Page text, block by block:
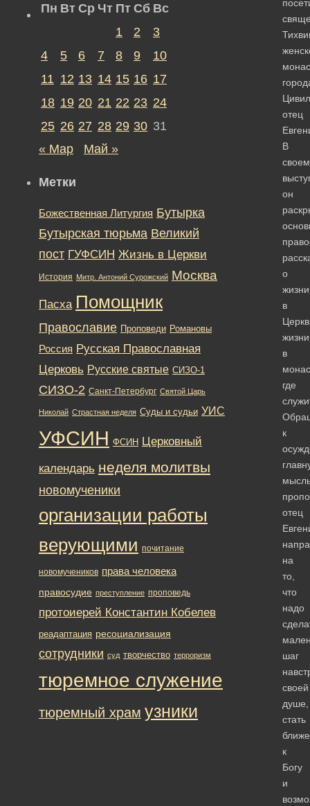
отец
В
своем
он
о
жизни
в
жизни
в
где
к
отец
на
то,
что
надо
шаг
своей
душе,
стать
ближе
к
Богу
и
Пн Вт Ср Чт Пт Сб Вс
1
2
3
4
5 6 7 8 9
10
11 12 13 14 15 16 17
18 19 20 21 22 23 24
25 26 27 28 29 30 31
« Мар
Май »
Метки
Божественная Литургия Бутырка
Бутырская тюрьма Великий
пост ГУФСИН Жизнь в Церкви
История Митр. Антоний Сурожский Москва
Пасха Помощник
Православие Проповеди Романовы
Россия Русская Православная
Церковь Русские святые СИЗО-1
СИЗО-2 Санкт-Петербург Святой Царь
Николай Страстная неделя Суды и судьи УИС
УФСИН ФСИН Церковный
календарь неделя молитвы
новомученики
организации работы
верующими почитание
новомучеников права человека
правосудие преступление проповедь
протоиерей Константин Кобелев
реадаптация ресоциализация
сотрудники суд творчество терроризм
тюремное служение
тюремный храм узники